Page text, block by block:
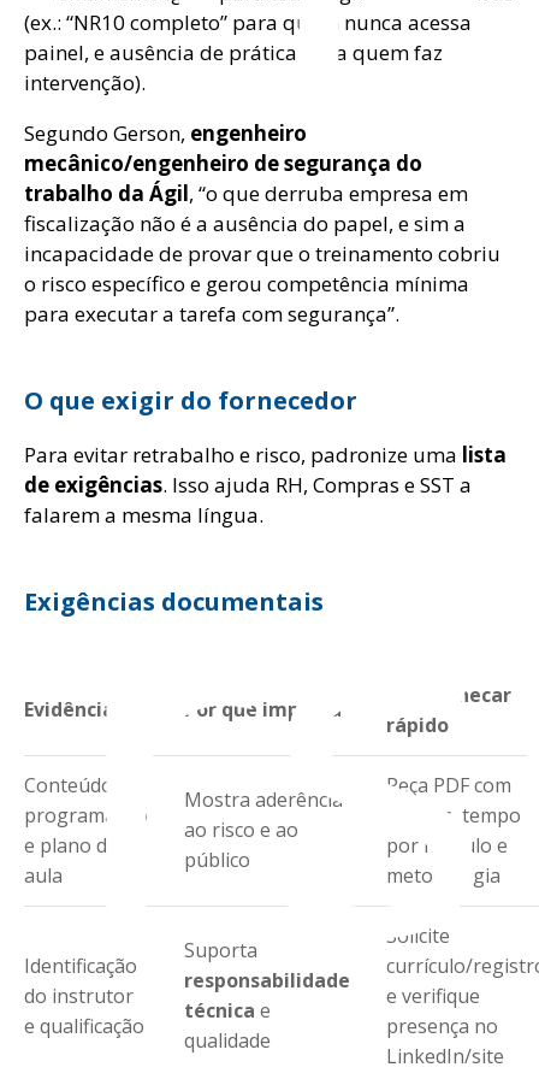
(ex.: “NR10 completo” para quem nunca acessa
painel, e ausência de prática para quem faz
intervenção).
Segundo Gerson, engenheiro
mecânico/engenheiro de segurança do
trabalho da Ágil, “o que derruba empresa em
fiscalização não é a ausência do papel, e sim a
incapacidade de provar que o treinamento cobriu
o risco específico e gerou competência mínima
para executar a tarefa com segurança”.
O que exigir do fornecedor
Para evitar retrabalho e risco, padronize uma lista
de exigências. Isso ajuda RH, Compras e SST a
falarem a mesma língua.
Exigências documentais
Evidência Por que importa
Como checar
rápido
Conteúdo
programático
e plano de
aula
Mostra aderência
ao risco e ao
público
Peça PDF com
tópicos, tempo
por módulo e
metodologia
Identificação
do instrutor
e qualificação
Suporta
responsabilidade
técnica e
qualidade
Solicite
currículo/
e verifique
presença no
LinkedIn/site